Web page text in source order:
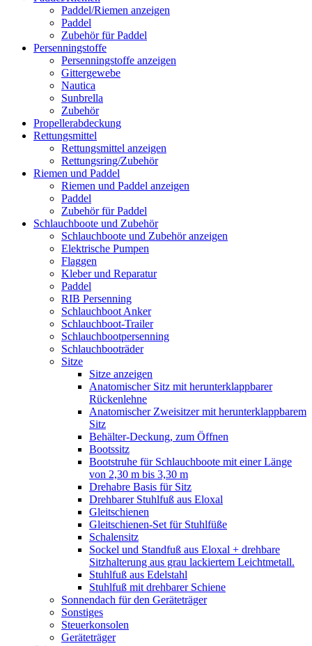
Paddel/Riemen anzeigen
Paddel
Zubehör für Paddel
Persenningstoffe
Persenningstoffe anzeigen
Gittergewebe
Nautica
Sunbrella
Zubehör
Propellerabdeckung
Rettungsmittel
Rettungsmittel anzeigen
Rettungsring/Zubehör
Riemen und Paddel
Riemen und Paddel anzeigen
Paddel
Zubehör für Paddel
Schlauchboote und Zubehör
Schlauchboote und Zubehör anzeigen
Elektrische Pumpen
Flaggen
Kleber und Reparatur
Paddel
RIB Persenning
Schlauchboot Anker
Schlauchboot-Trailer
Schlauchbootpersenning
Schlauchbooträder
Sitze
Sitze anzeigen
Anatomischer Sitz mit herunterklappbarer
Rückenlehne
Anatomischer Zweisitzer mit herunterklappbarem
Sitz
Behälter-Deckung, zum Öffnen
Bootssitz
Bootstruhe für Schlauchboote mit einer Länge
von 2,30 m bis 3,30 m
Drehabre Basis für Sitz
Drehbarer Stuhlfuß aus Eloxal
Gleitschienen
Gleitschienen-Set für Stuhlfüße
Schalensitz
Sockel und Standfuß aus Eloxal + drehbare
Sitzhalterung aus grau lackiertem Leichtmetall.
Stuhlfuß aus Edelstahl
Stuhlfuß mit drehbarer Schiene
Sonnendach für den Geräteträger
Sonstiges
Steuerkonsolen
Geräteträger